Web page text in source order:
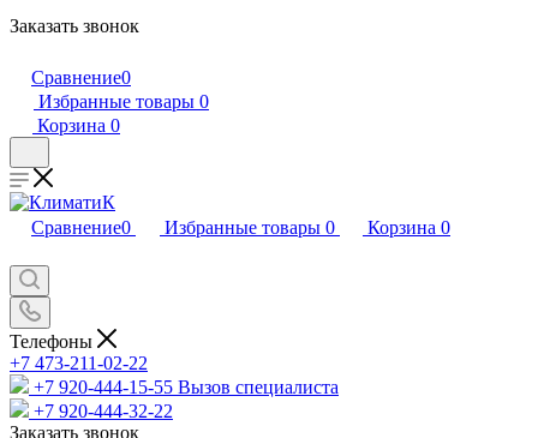
Заказать звонок
Сравнение0
Избранные товары 0
Корзина 0
Сравнение0 Избранные товары 0 Корзина 0
Телефоны
+7 473-211-02-22
+7 920-444-15-55 Вызов специалиста
+7 920-444-32-22
Заказать звонок